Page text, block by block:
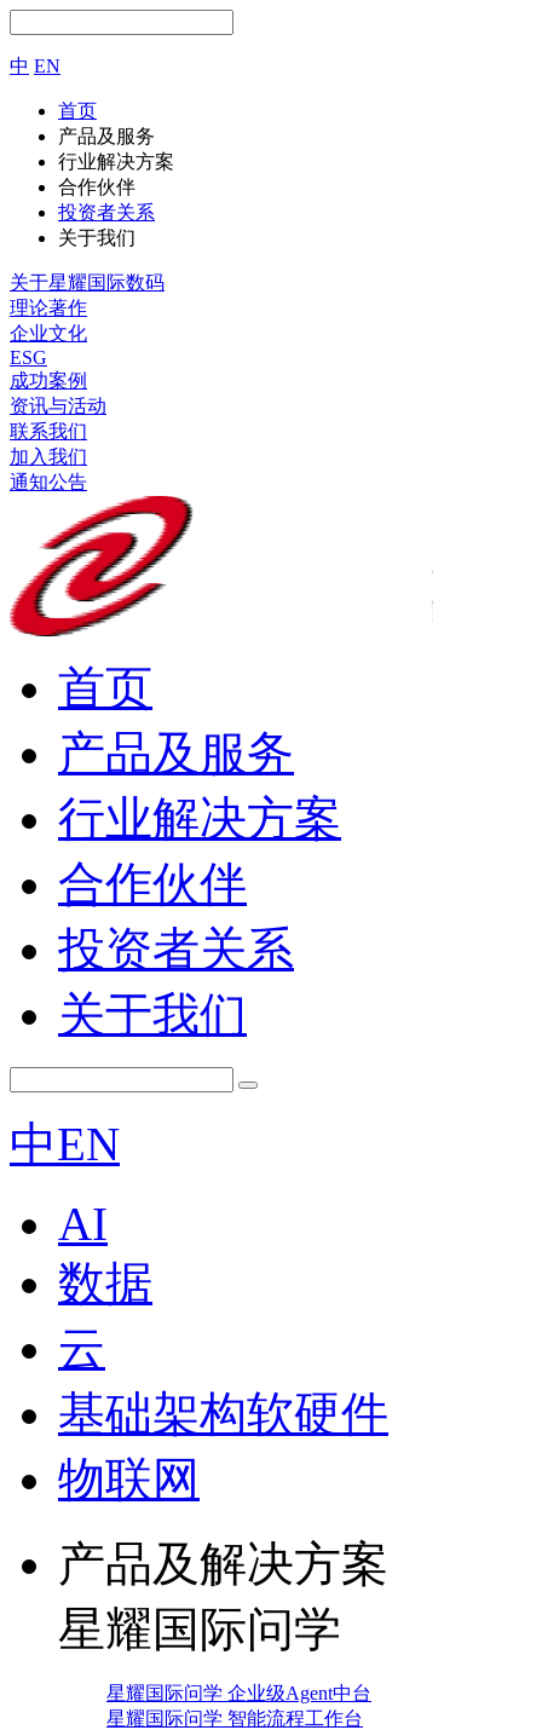
中 EN
首页
产品及服务
行业解决方案
合作伙伴
投资者关系
关于我们
关于星耀国际数码
理论著作
企业文化
ESG
成功案例
资讯与活动
联系我们
加入我们
通知公告
首页
产品及服务
行业解决方案
合作伙伴
投资者关系
关于我们
中EN
AI
数据
云
基础架构软硬件
物联网
产品及解决方案
星耀国际问学
星耀国际问学 企业级Agent中台
星耀国际问学 智能流程工作台